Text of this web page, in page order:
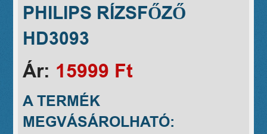
PHILIPS RÍZSFŐZŐ
HD3093
Ár: 15999 Ft
A TERMÉK
MEGVÁSÁROLHATÓ: